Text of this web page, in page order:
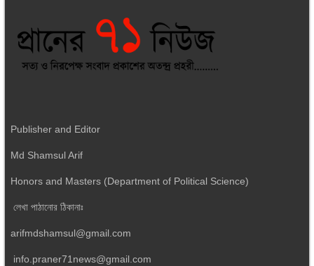
Publisher and Editor
Md Shamsul Arif
Honors and Masters (Department of Political Science)
লেখা পাঠানোর ঠিকানাঃ
arifmdshamsul@gmail.com
info.praner71news@gmail.com